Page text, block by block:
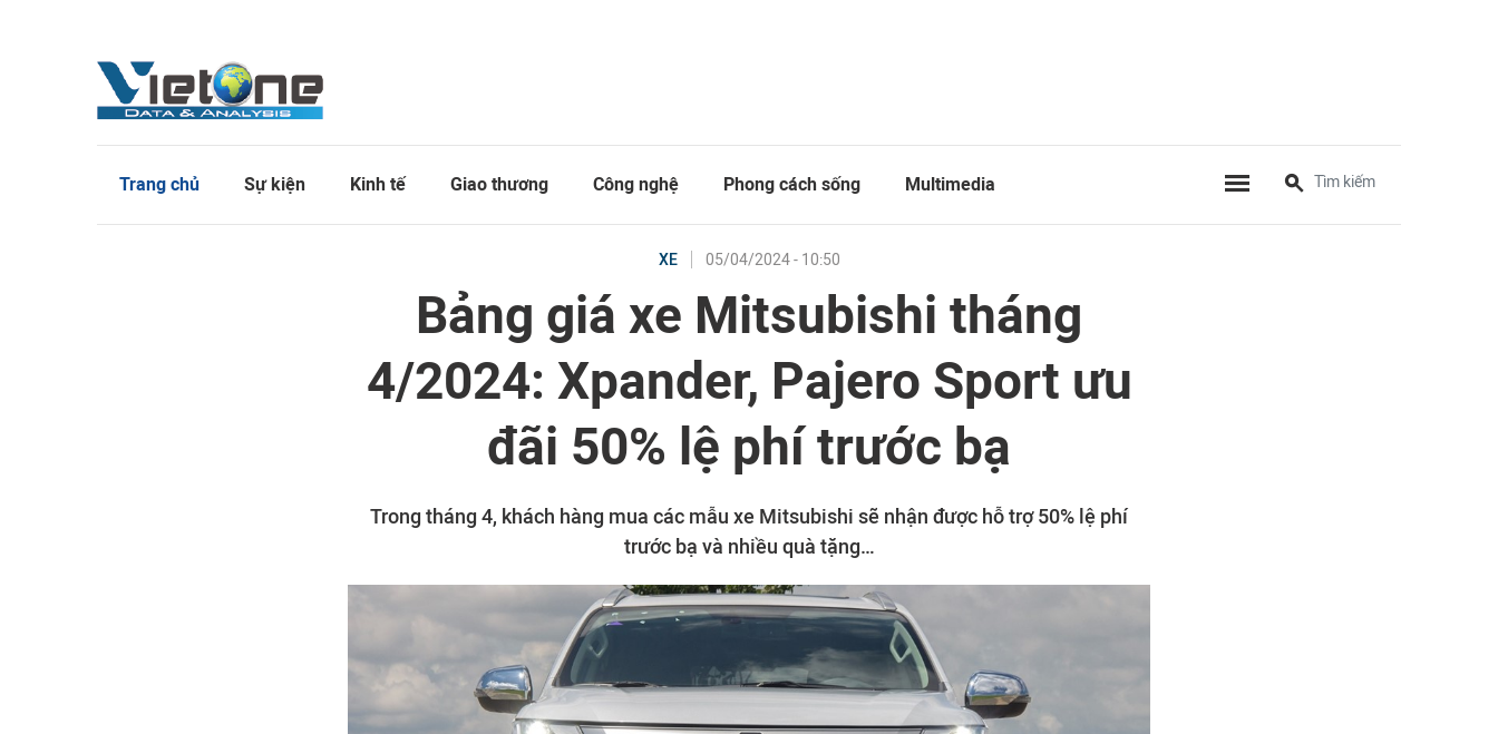
Trang chủ Sự kiện Kinh tế Giao thương Công nghệ Phong cách sống Multimedia
XE 05/04/2024 - 10:50
Bảng giá xe Mitsubishi tháng
4/2024: Xpander, Pajero Sport ưu
đãi 50% lệ phí trước bạ
Trong tháng 4, khách hàng mua các mẫu xe Mitsubishi sẽ nhận được hỗ trợ 50% lệ phí
trước bạ và nhiều quà tặng…